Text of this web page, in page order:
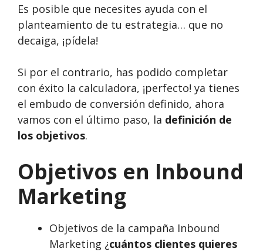
Es posible que necesites ayuda con el
planteamiento de tu estrategia… que no
decaiga, ¡pídela!
Si por el contrario, has podido completar
con éxito la calculadora, ¡perfecto! ya tienes
el embudo de conversión definido, ahora
vamos con el último paso, la definición de
los objetivos.
Objetivos en Inbound
Marketing
Objetivos de la campaña Inbound
Marketing ¿cuántos clientes quieres